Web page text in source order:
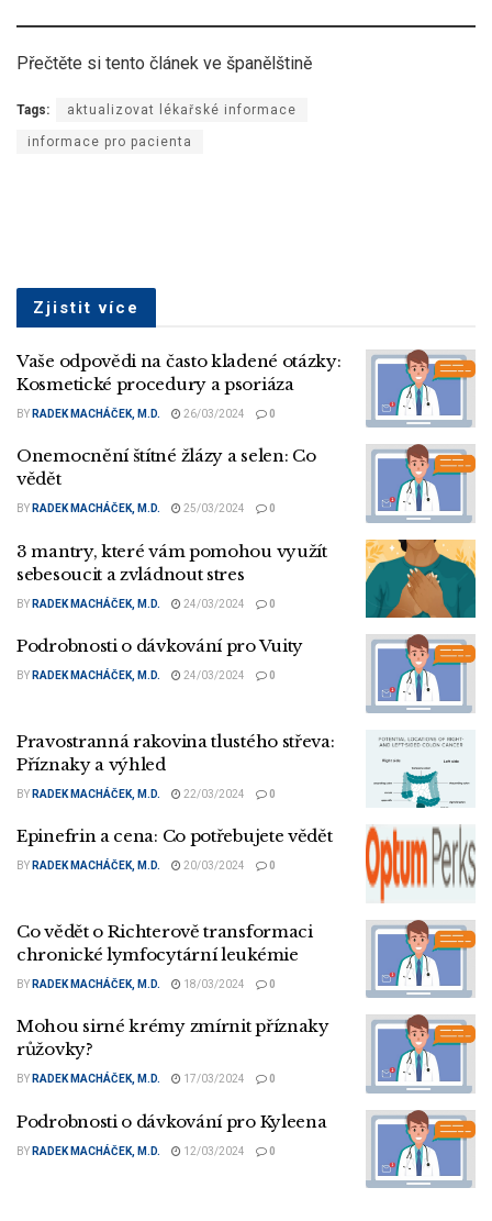
Přečtěte si tento článek ve španělštině
Tags: aktualizovat lékařské informace
informace pro pacienta
Zjistit více
Vaše odpovědi na často kladené otázky:
Kosmetické procedury a psoriáza
BY RADEK MACHÁČEK, M.D. 26/03/2024 0
Onemocnění štítné žlázy a selen: Co
vědět
BY RADEK MACHÁČEK, M.D. 25/03/2024 0
3 mantry, které vám pomohou využít
sebesoucit a zvládnout stres
BY RADEK MACHÁČEK, M.D. 24/03/2024 0
Podrobnosti o dávkování pro Vuity
BY RADEK MACHÁČEK, M.D. 24/03/2024 0
Pravostranná rakovina tlustého střeva:
Příznaky a výhled
BY RADEK MACHÁČEK, M.D. 22/03/2024 0
Epinefrin a cena: Co potřebujete vědět
BY RADEK MACHÁČEK, M.D. 20/03/2024 0
Co vědět o Richterově transformaci
chronické lymfocytární leukémie
BY RADEK MACHÁČEK, M.D. 18/03/2024 0
Mohou sirné krémy zmírnit příznaky
růžovky?
BY RADEK MACHÁČEK, M.D. 17/03/2024 0
Podrobnosti o dávkování pro Kyleena
BY RADEK MACHÁČEK, M.D. 12/03/2024 0